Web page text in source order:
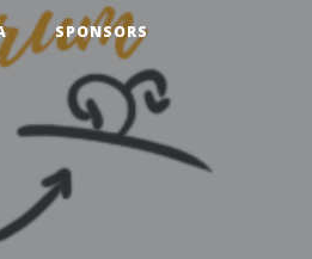
SPONSORS